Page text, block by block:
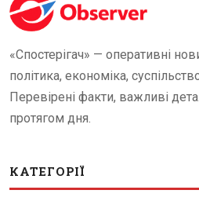
«Спостерігач» — оперативні
політика, економіка,
Перевірені факти, важливі
протягом дня.
КАТЕГОРІЇ